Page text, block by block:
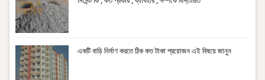
একটি বাড়ি নির্মাণ করতে ঠিক কত টাকা প্রয়োজন এই বিষয়ে জানুন